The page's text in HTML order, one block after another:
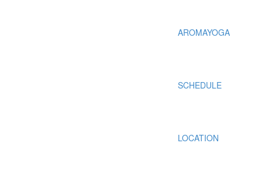
AROMAYOGA
SCHEDULE
LOCATION